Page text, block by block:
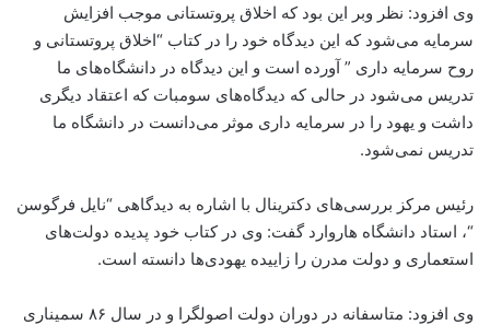
وی افزود: نظر وبر این بود که اخلاق پروتستانی موجب افزایش
سرمایه می‌شود که این دیدگاه خود را در کتاب “اخلاق پروتستانی و
روح سرمایه داری ” آورده است و این دیدگاه در دانشگاه‌های ما
تدریس می‌شود در حالی که دیدگاه‌های سومبات که اعتقاد دیگری
داشت و یهود را در سرمایه داری موثر می‌دانست در دانشگاه ما
تدریس نمی‌شود.
رئیس مرکز بررسی‌های دکترینال با اشاره به دیدگاهی “نایل فرگوسن
“، استاد دانشگاه هاروارد گفت: وی در کتاب خود پدیده دولت‌های
استعماری و دولت‌ مدرن را زاییده یهودی‌ها دانسته است.
وی افزود: متاسفانه در دوران دولت اصولگرا و در سال ۸۶ سمیناری